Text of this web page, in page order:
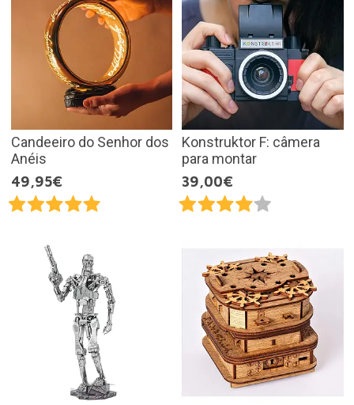
Candeeiro do Senhor dos
Anéis
49,95€
Konstruktor F: câmera
para montar
39,00€